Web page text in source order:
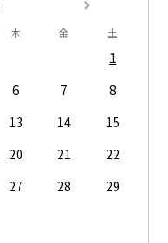
木 金 土
1
6 7
8
13 14
15
20 21
22
27 28
29